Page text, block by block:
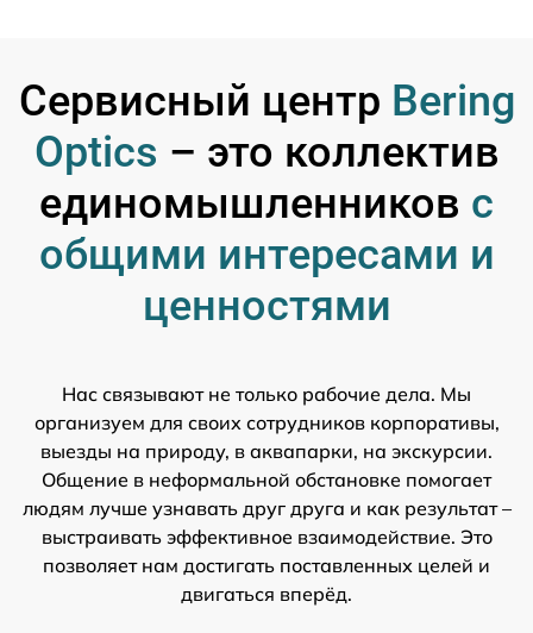
Сервисный центр Bering
Optics – это коллектив
единомышленников с
общими интересами и
ценностями
Нас связывают не только рабочие дела. Мы
организуем для своих сотрудников корпоративы,
выезды на природу, в аквапарки, на экскурсии.
Общение в неформальной обстановке помогает
людям лучше узнавать друг друга и как результат –
выстраивать эффективное взаимодействие. Это
позволяет нам достигать поставленных целей и
двигаться вперёд.